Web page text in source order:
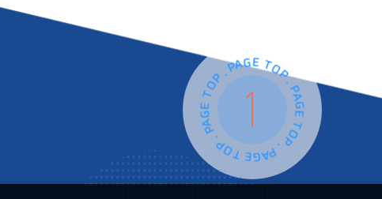
PAGE TOP . PAGE TOP . PAGE TOP . PAGE TOP .